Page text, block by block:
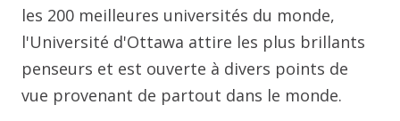
les 200 meilleures universités du monde,
l'Université d'Ottawa attire les plus brillants
penseurs et est ouverte à divers points de
vue provenant de partout dans le monde.